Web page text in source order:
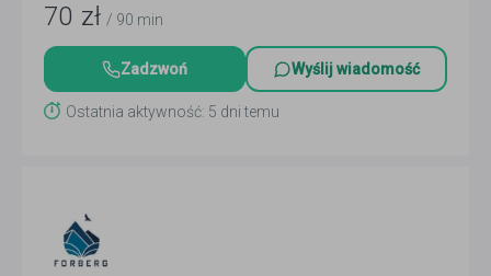
70 zł / 90 min
Zadzwoń Wyślij wiadomość
Ostatnia aktywność: 5 dni temu